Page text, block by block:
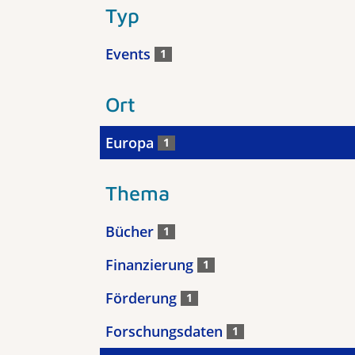
Typ
Events 1
Ort
Europa 1
Thema
Bücher 1
Finanzierung 1
Förderung 1
Forschungsdaten 1